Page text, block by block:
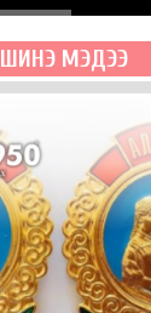
ШИНЭ МЭДЭЭ